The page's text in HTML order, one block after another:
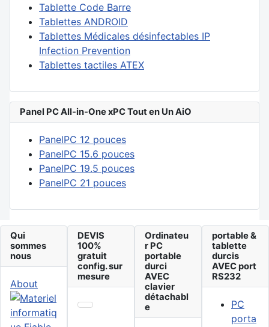
Tablette Code Barre
Tablettes ANDROID
Tablettes Médicales désinfectables IP
Infection Prevention
Tablettes tactiles ATEX
Panel PC All-in-One xPC Tout en Un AiO
PanelPC 12 pouces
PanelPC 15.6 pouces
PanelPC 19.5 pouces
PanelPC 21 pouces
Qui
sommes
nous
About
DEVIS
100%
gratuit
config. sur
mesure
Ordinateu
r PC
portable
durci
AVEC
clavier
détachabl
e
portable &
tablette
durcis
AVEC port
RS232
PC
porta